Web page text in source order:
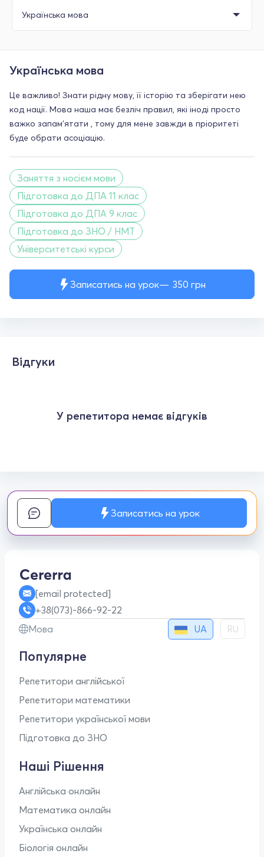
Записатись на урок 350 грн
Українська мова
Це важливо! Знати рідну мову, її історію та зберігати нею
код нації. Мова наша має безліч правил, які іноді просто
важко запам'ятати , тому для мене завжди в пріоритеті
буде обрати асоціацію.
Заняття з носієм мови
Підготовка до ДПА 11 клас
Підготовка до ДПА 9 клас
Підготовка до ЗНО / НМТ
Університетські курси
Відгуки
У репетитора немає відгуків
Записатись на урок
[email protected]
+38(073)-866-92-22
Мова
UA RU
Популярне
Репетитори англійської
Репетитори математики
Репетитори української мови
Підготовка до ЗНО
Наші Рішення
Англійська онлайн
Математика онлайн
Українська онлайн
Біологія онлайн